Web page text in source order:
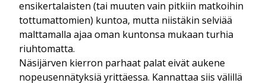
ensikertalaisten (tai muuten vain pitkiin matkoihin
tottumattomien) kuntoa, mutta niistäkin selviää
malttamalla ajaa oman kuntonsa mukaan turhia
riuhtomatta.
Näsijärven kierron parhaat palat eivät aukene
nopeusennätyksiä yrittäessa. Kannattaa siis välillä